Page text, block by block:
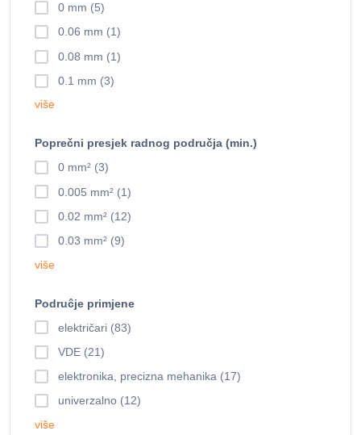
0 mm (5)
0.06 mm (1)
0.08 mm (1)
0.1 mm (3)
više
Poprečni presjek radnog područja (min.)
0 mm² (3)
0.005 mm² (1)
0.02 mm² (12)
0.03 mm² (9)
više
Podruĉje primjene
električari (83)
VDE (21)
elektronika, precizna mehanika (17)
univerzalno (12)
više